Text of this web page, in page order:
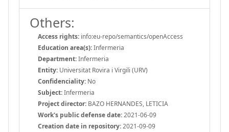
Others:
Access rights: info:eu-repo/semantics/openAccess
Education area(s):Infermeria
Department:Infermeria
Entity: Universitat Rovira i Virgili (URV)
Confidenciality: No
Subject:Infermeria
Project director: BAZO HERNANDES, LETICIA
Work's public defense date:2021-06-09
Creation date in repository:2021-09-09